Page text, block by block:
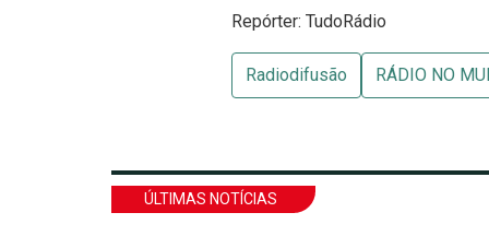
Repórter: TudoRádio
Radiodifusão RÁDIO NO
ÚLTIMAS NOTÍCIAS